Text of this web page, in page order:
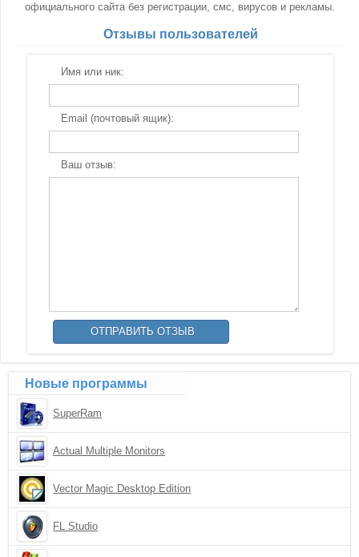
официального сайта без регистрации, смс, вирусов и рекламы.
Отзывы пользователей
Имя или ник:
Email (почтовый ящик):
Ваш отзыв:
Новые программы
SuperRam
Actual Multiple Monitors
Vector Magic Desktop Edition
FL Studio